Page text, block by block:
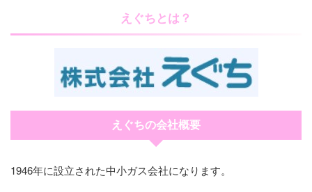
えぐちとは？
えぐちの会社概要
1946年に設立された中小ガス会社になります。